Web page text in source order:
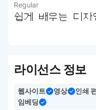
Regular
쉽게 배우는 디
라이선스 정보
웹사이트 영상 인쇄
임베딩